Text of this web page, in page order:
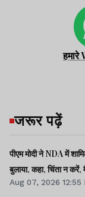
जरूर पढ़ें
पीएम मोदी ने NDA में
बुलाया, कहा, चिंता न करें,
Aug 07, 2026 12:55